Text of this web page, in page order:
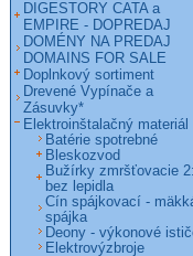
DIGESTORY CATA a
EMPIRE - DOPREDAJ
DOMÉNY NA PREDAJ
DOMAINS FOR SALE
Doplnkový sortiment
Drevené Vypínače a
Zásuvky*
Elektroinštalačný materiál
Batérie spotrebné
Bleskozvod
Bužírky zmršťovacie
bez lepidla
Cín spájkovací -
spájka
Deony - výkonové
Elektrovýzbroje